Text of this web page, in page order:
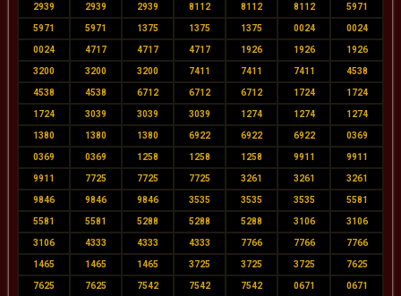
2939 2939 2939 8112 8112 8112 5971
5971 5971 1375 1375 1375 0024 0024
0024 4717 4717 4717 1926 1926 1926
3200 3200 3200 7411 7411 7411 4538
4538 4538 6712 6712 6712 1724 1724
1724 3039 3039 3039 1274 1274 1274
1380 1380 1380 6922 6922 6922 0369
0369 0369 1258 1258 1258 9911 9911
9911 7725 7725 7725 3261 3261 3261
9846 9846 9846 3535 3535 3535 5581
5581 5581 5288 5288 5288 3106 3106
3106 4333 4333 4333 7766 7766 7766
1465 1465 1465 3725 3725 3725 7625
7625 7625 7542 7542 7542 0671 0671